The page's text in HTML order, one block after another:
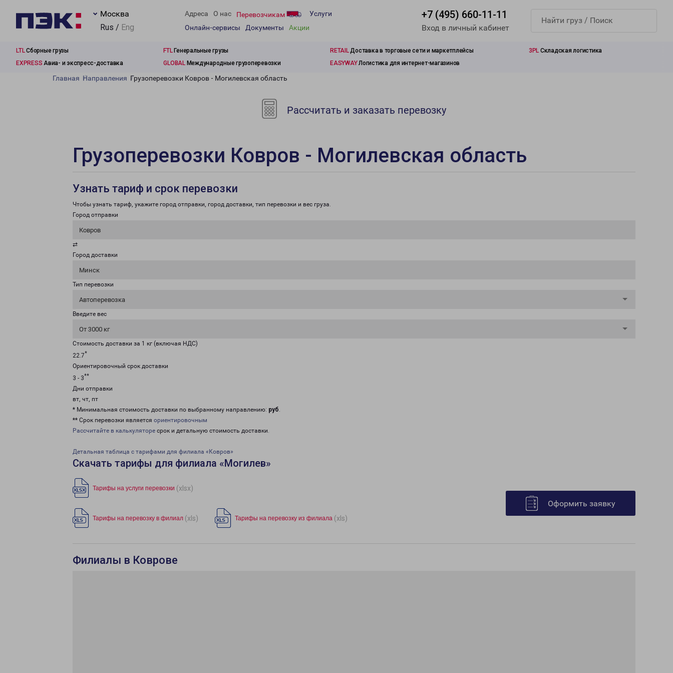
Москва
Rus / Eng
Адреса О нас Перевозчикам
Услуги
Онлайн-сервисы
Документы Акции
+7 (495) 660-11-11
Вход в личный кабинет
LTLСборные грузы FTLГенеральные грузы RETAILДоставка в торговые сети и маркетплейсы 3PL Складская логистика
EXPRESS Авиа- и экспресс-доставка GLOBALМеждународные грузоперевозки EASYWAYЛогистика для интернет-магазинов
Главная Направления Грузоперевозки Ковров - Могилевская область
Рассчитать и заказать перевозку
Грузоперевозки Ковров - Могилевская область
Узнать тариф и срок перевозки
Чтобы узнать тариф, укажите город отправки, город доставки, тип перевозки и вес груза.
Город отправки
Ковров
⇄
Город доставки
Минск
Тип перевозки
Автоперевозка
Введите вес
От 3000 кг
Стоимость доставки за 1 кг (включая НДС)
22.7*
Ориентировочный срок доставки
3 - 3**
Дни отправки
вт, чт, пт
* Минимальная стоимость доставки по выбранному направлению: руб.
** Срок перевозки является ориентировочным
Рассчитайте в калькуляторе срок и детальную стоимость доставки.
Детальная таблица с тарифами для филиала «Ковров»
Скачать тарифы для филиала «Могилев»
Тарифы на услуги перевозки (xlsx)
Тарифы на перевозку в филиал (xls) Тарифы на перевозку из филиала (xls)
Оформить заявку
Филиалы в Коврове